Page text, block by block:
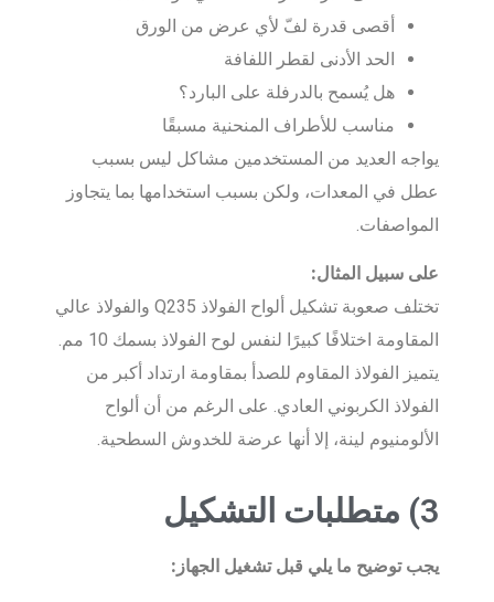
أقصى قدرة لفّ لأي عرض من الورق
الحد الأدنى لقطر اللفافة
هل يُسمح بالدرفلة على البارد؟
مناسب للأطراف المنحنية مسبقًا
يواجه العديد من المستخدمين مشاكل ليس بسبب
عطل في المعدات، ولكن بسبب استخدامها بما يتجاوز
المواصفات.
على سبيل المثال:
تختلف صعوبة تشكيل ألواح الفولاذ Q235 والفولاذ عالي
المقاومة اختلافًا كبيرًا لنفس لوح الفولاذ بسمك 10 مم.
يتميز الفولاذ المقاوم للصدأ بمقاومة ارتداد أكبر من
الفولاذ الكربوني العادي. على الرغم من أن ألواح
الألومنيوم لينة، إلا أنها عرضة للخدوش السطحية.
3) متطلبات التشكيل
يجب توضيح ما يلي قبل تشغيل الجهاز: